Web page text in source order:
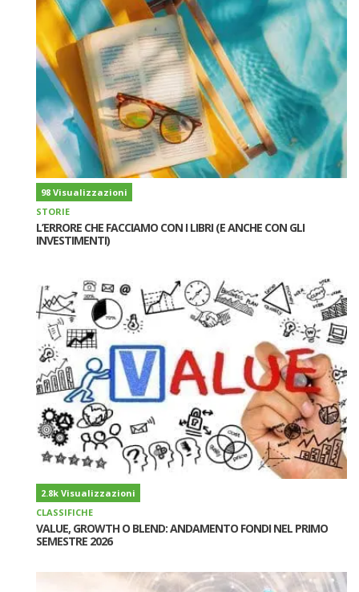
98 Visualizzazioni
STORIE
L’ERRORE CHE FACCIAMO CON I LIBRI (E ANCHE CON GLI
INVESTIMENTI)
2.8k Visualizzazioni
CLASSIFICHE
VALUE, GROWTH O BLEND: ANDAMENTO FONDI NEL PRIMO
SEMESTRE 2026